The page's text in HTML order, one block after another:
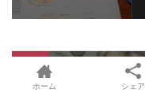
ホーム シェア